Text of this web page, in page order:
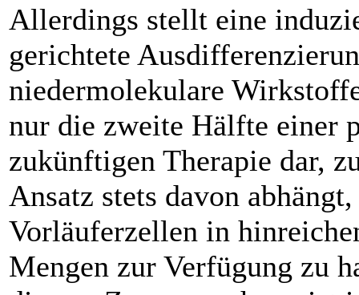
Allerdings stellt eine
gerichtete
niedermolekulare
nur die zweite Hälfte einer
zukünftigen Therapie dar,
Ansatz stets ­davon
Vorläuferzellen in
Mengen zur Verfügung zu